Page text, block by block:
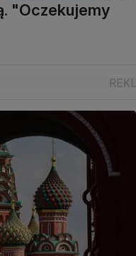
"Oczekujemy